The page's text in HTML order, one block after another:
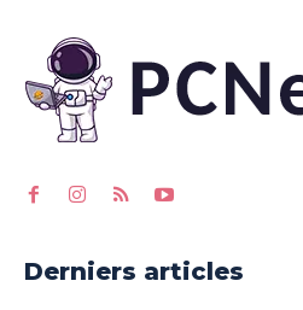
Derniers articles